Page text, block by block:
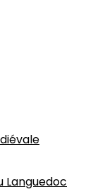
Languedoc